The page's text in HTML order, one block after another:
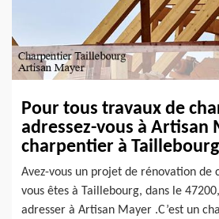
Pour tous travaux de
adressez-vous à Artisan
charpentier à Taillebourg
Avez-vous un projet de rénovation de
vous êtes à Taillebourg, dans le
adresser à Artisan Mayer .C’est un